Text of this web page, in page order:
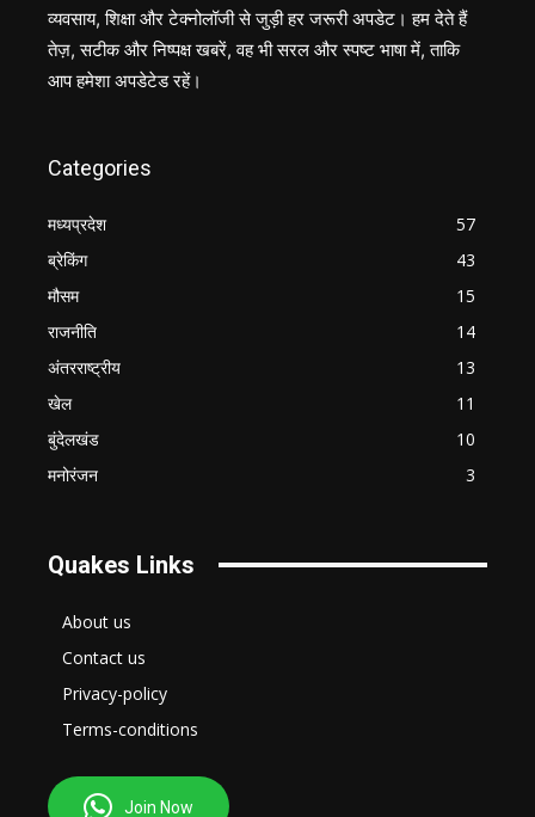
व्यवसाय, शिक्षा और टेक्नोलॉजी से जुड़ी हर जरूरी अपडेट। हम देते हैं
तेज़, सटीक और निष्पक्ष खबरें, वह भी सरल और स्पष्ट भाषा में, ताकि
आप हमेशा अपडेटेड रहें।
Categories
मध्यप्रदेश
57
ब्रेकिंग
43
मौसम
15
राजनीति
14
अंतरराष्ट्रीय
13
खेल
11
बुंदेलखंड
10
मनोरंजन
3
Quakes Links
About us
Contact us
Privacy-policy
Terms-conditions
Join Now